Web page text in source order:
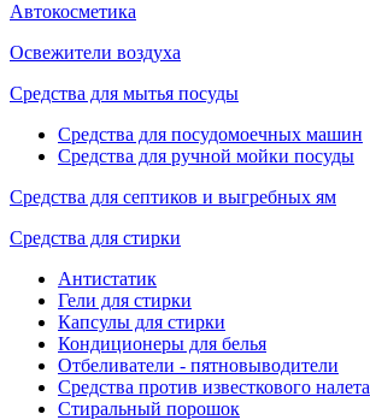
Автокосметика
Освежители воздуха
Средства для мытья посуды
Средства для посудомоечных машин
Средства для ручной мойки посуды
Средства для септиков и выгребных ям
Средства для стирки
Антистатик
Гели для стирки
Капсулы для стирки
Кондиционеры для белья
Отбеливатели - пятновыводители
Средства против известкового налета
Стиральный порошок